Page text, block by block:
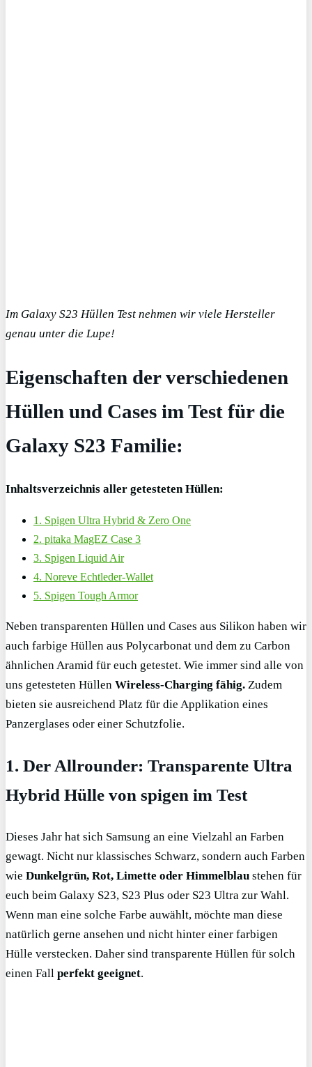
Im Galaxy S23 Hüllen Test nehmen wir viele Hersteller
genau unter die Lupe!
Eigenschaften der verschiedenen
Hüllen und Cases im Test für die
Galaxy S23 Familie:
Inhaltsverzeichnis aller getesteten Hüllen:
1. Spigen Ultra Hybrid & Zero One
2. pitaka MagEZ Case 3
3. Spigen Liquid Air
4. Noreve Echtleder-Wallet
5. Spigen Tough Armor
Neben transparenten Hüllen und Cases aus Silikon haben wir
auch farbige Hüllen aus Polycarbonat und dem zu Carbon
ähnlichen Aramid für euch getestet. Wie immer sind alle von
uns getesteten Hüllen Wireless-Charging fähig. Zudem
bieten sie ausreichend Platz für die Applikation eines
Panzerglases oder einer Schutzfolie.
1. Der Allrounder: Transparente Ultra
Hybrid Hülle von spigen im Test
Dieses Jahr hat sich Samsung an eine Vielzahl an Farben
gewagt. Nicht nur klassisches Schwarz, sondern auch Farben
wie Dunkelgrün, Rot, Limette oder Himmelblau stehen für
euch beim Galaxy S23, S23 Plus oder S23 Ultra zur Wahl.
Wenn man eine solche Farbe auwählt, möchte man diese
natürlich gerne ansehen und nicht hinter einer farbigen
Hülle verstecken. Daher sind transparente Hüllen für solch
einen Fall perfekt geeignet.